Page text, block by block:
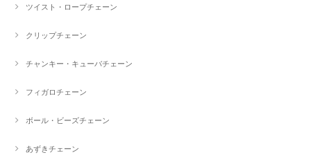
ツイスト・ロープチェーン
クリップチェーン
チャンキー・キューバチェーン
フィガロチェーン
ボール・ビーズチェーン
あずきチェーン